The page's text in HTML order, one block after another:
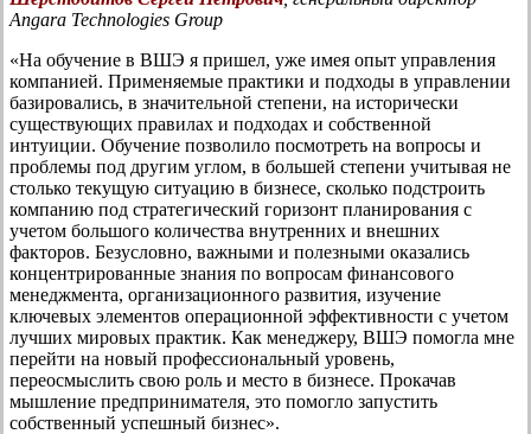
Angara Technologies Group
«На обучение в ВШЭ я пришел, уже имея опыт управления
компанией. Применяемые практики и подходы в управлении
базировались, в значительной степени, на исторически
существующих правилах и подходах и собственной
интуиции. Обучение позволило посмотреть на вопросы и
проблемы под другим углом, в большей степени учитывая не
столько текущую ситуацию в бизнесе, сколько подстроить
компанию под стратегический горизонт планирования с
учетом большого количества внутренних и внешних
факторов. Безусловно, важными и полезными оказались
концентрированные знания по вопросам финансового
менеджмента, организационного развития, изучение
ключевых элементов операционной эффективности с учетом
лучших мировых практик. Как менеджеру, ВШЭ помогла мне
перейти на новый профессиональный уровень,
переосмыслить свою роль и место в бизнесе. Прокачав
мышление предпринимателя, это помогло запустить
собственный успешный бизнес».